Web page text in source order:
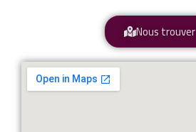
Nous trouver